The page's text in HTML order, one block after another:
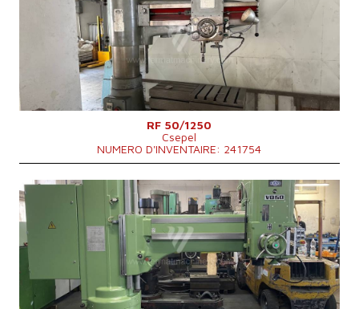
Diamètre maxi de forage
50 mm
Cone de la broche
Morse 4 .
Max. chemin de broche le long du bras1250 mm
Vitesse de broche
45 - 2000 /min.
Dimensions hors tout
2190x950x2830 mm
Poids totale de la machine
3050 kg
Système de contrôle
NON
RF 50/1250
Csepel
NUMERO D'INVENTAIRE: 241754
Année de production:
1999
Diamètre maxi de forage
50 mm
Cone de la broche
.
Distance maxi de la Axe de la broche à la colonne1600 mm
Poids totale de la machine
4550 kg
Système de contrôle
NON